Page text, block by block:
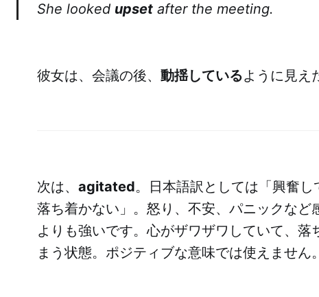
She looked upset after the meeting.
彼女は、会議の後、 動揺しているように見え
次は、 agitated。日本語訳としては「興奮
落ち着かない」。怒り、不安、パニックな
よりも強いです。心がザワザワしていて、
まう状態。ポジティブな意味では使えません。